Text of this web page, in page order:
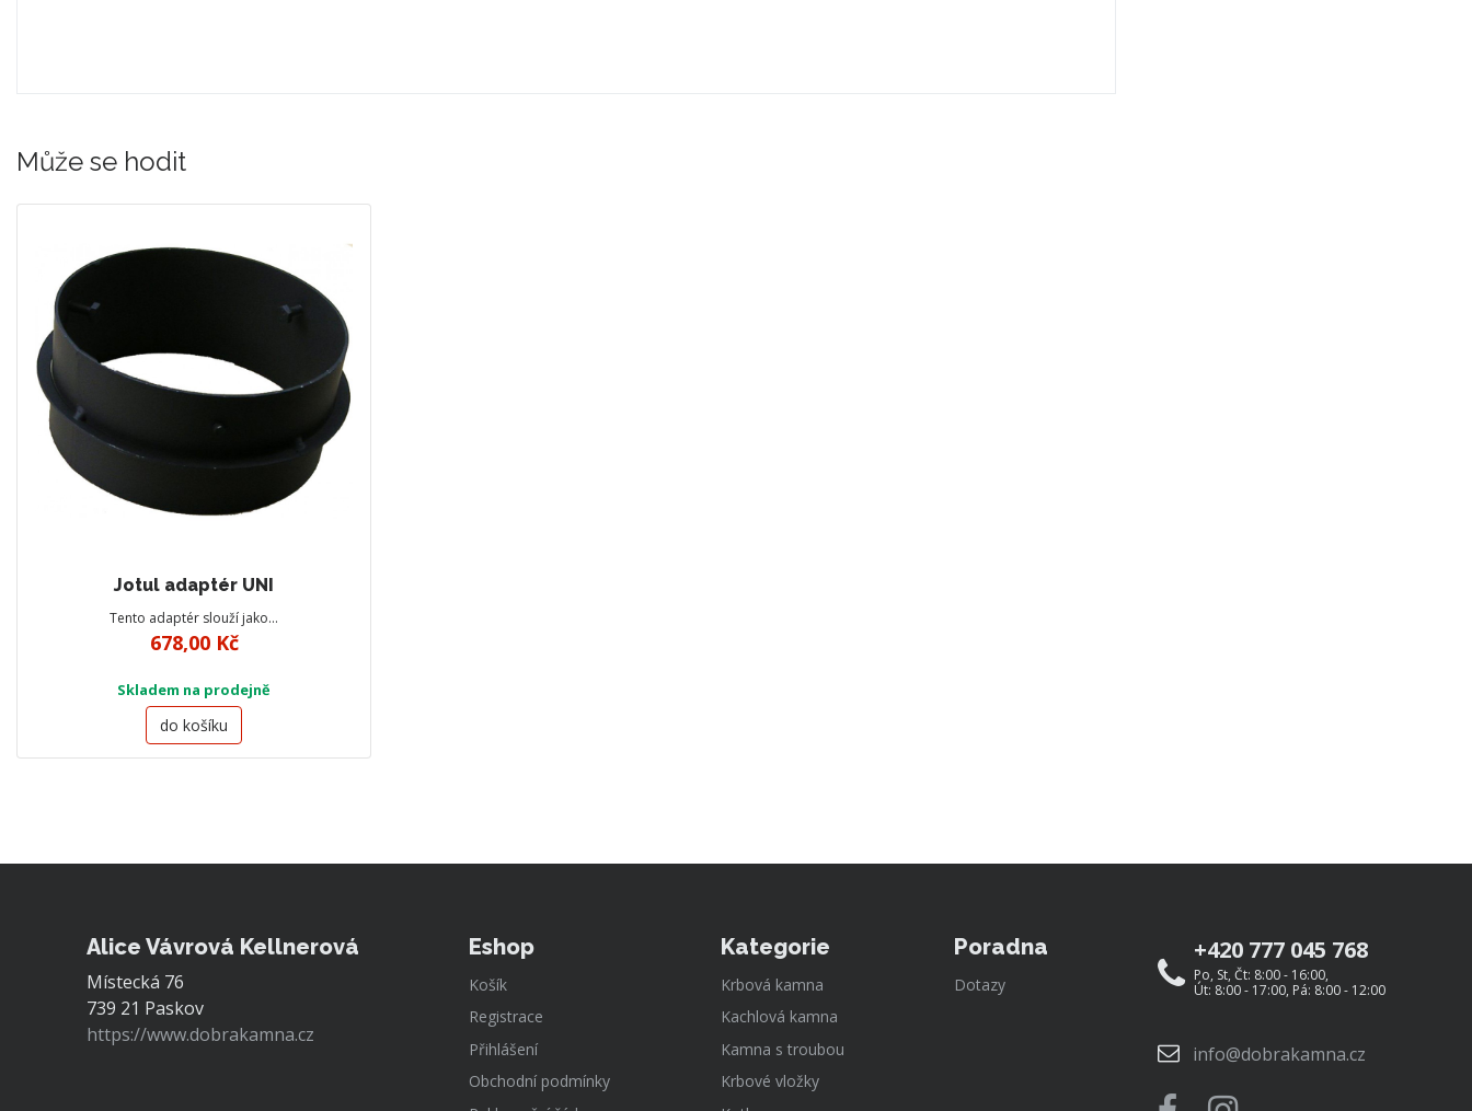
Může se hodit
Jotul adaptér UNI
Tento adaptér slouží jako…
678,00 Kč
Skladem na prodejně
do košíku
Alice Vávrová Kellnerová
Místecká 76
739 21 Paskov
https://www.dobrakamna.cz
Eshop
Košík
Registrace
Přihlášení
Obchodní podmínky
Kategorie
Krbová kamna
Kachlová kamna
Kamna s troubou
Krbové vložky
Poradna
Dotazy
+420 777 045 768
Po, St, Čt: 8:00 - 16:00,
Út: 8:00 - 17:00, Pá: 8:00 - 12:00
info@dobrakamna.cz